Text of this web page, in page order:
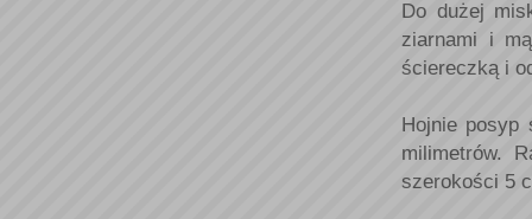
Do dużej
ziarnami i
ściereczką i
Hojnie posyp
milimetrów.
szerokości 5